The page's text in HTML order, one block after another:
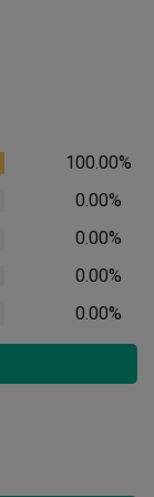
100.00%
0.00%
0.00%
0.00%
0.00%